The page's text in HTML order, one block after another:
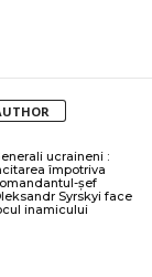
ucraineni :
împotriva
șef
Syrskyi face
inamicului